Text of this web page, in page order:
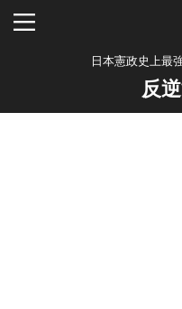
日本憲政史上最
反